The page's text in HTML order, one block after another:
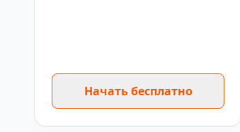
Начать бесплатно